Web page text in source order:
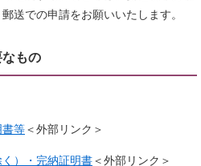
送での申請をお願いいたします。
もの
書等＜外部リンク＞
）・完納証明書＜外部リンク＞